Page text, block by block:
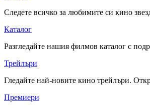
Следете всичко за любимите си кино
Каталог
Разгледайте нашия филмов каталог с
Трейлъри
Гледайте най-новите кино трейлъри.
Премиери